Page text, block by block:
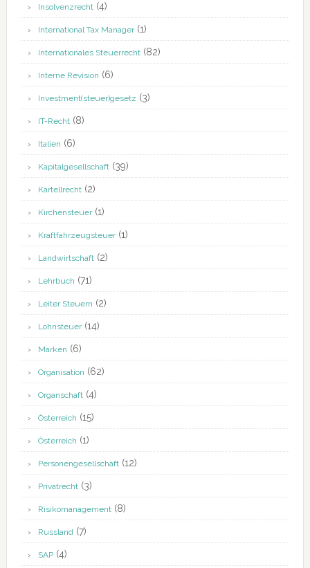
Insolvenzrecht(4)
International Tax Manager(1)
Internationales Steuerrecht(82)
Interne Revision (6)
Investment(steuer)gesetz (3)
IT-Recht(8)
Italien (6)
Kapitalgesellschaft(39)
Kartellrecht(2)
Kirchensteuer(1)
Kraftfahrzeugsteuer(1)
Landwirtschaft(2)
Lehrbuch (71)
Leiter Steuern (2)
Lohnsteuer(14)
Marken (6)
Organisation (62)
Organschaft(4)
Österreich (15)
Österreich (1)
Personengesellschaft(12)
Privatrecht(3)
Risikomanagement(8)
Russland(7)
SAP(4)